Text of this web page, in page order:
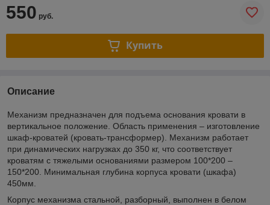
550 руб.
Купить
Описание
Механизм предназначен для подъема основания кровати в
вертикальное положение. Область применения – изготовление
шкаф-кроватей (кровать-трансформер). Механизм работает
при динамических нагрузках до 350 кг, что соответствует
кроватям с тяжелыми основаниями размером 100*200 –
150*200. Минимальная глубина корпуса кровати (шкафа)
450мм.
Корпус механизма стальной, разборный, выполнен в белом